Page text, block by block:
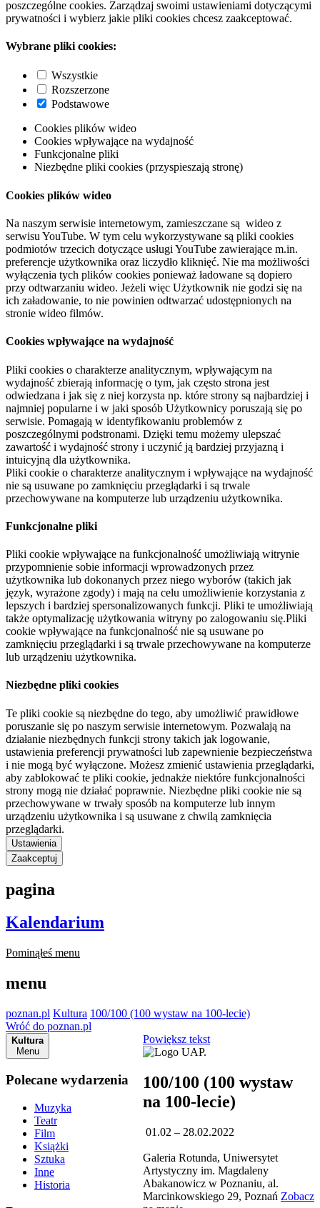
poszczególne cookies. Zarządzaj swoimi ustawieniami dotyczącymi
prywatności i wybierz jakie pliki cookies chcesz zaakceptować.
Wybrane pliki cookies:
Wszystkie
Rozszerzone
Podstawowe
Cookies plików wideo
Cookies wpływające na wydajność
Funkcjonalne pliki
Niezbędne pliki cookies (przyspieszają stronę)
Cookies plików wideo
Na naszym serwisie internetowym, zamieszczane są wideo z
serwisu YouTube. W tym celu wykorzystywane są pliki cookies
podmiotów trzecich dotyczące usługi YouTube zawierające m.in.
preferencje użytkownika oraz liczydło kliknięć. Nie ma możliwości
wyłączenia tych plików cookies ponieważ ładowane są dopiero
przy odtwarzaniu wideo. Jeżeli więc Użytkownik nie godzi się na
ich załadowanie, to nie powinien odtwarzać udostępnionych na
stronie wideo filmów.
Cookies wpływające na wydajność
Pliki cookies o charakterze analitycznym, wpływającym na
wydajność zbierają informację o tym, jak często strona jest
odwiedzana i jak się z niej korzysta np. które strony są najbardziej i
najmniej popularne i w jaki sposób Użytkownicy poruszają się po
serwisie. Pomagają w identyfikowaniu problemów z
poszczególnymi podstronami. Dzięki temu możemy ulepszać
zawartość i wydajność strony i uczynić ją bardziej przyjazną i
intuicyjną dla użytkownika.
Pliki cookie o charakterze analitycznym i wpływające na wydajność
nie są usuwane po zamknięciu przeglądarki i są trwale
przechowywane na komputerze lub urządzeniu użytkownika.
Funkcjonalne pliki
Pliki cookie wpływające na funkcjonalność umożliwiają witrynie
przypomnienie sobie informacji wprowadzonych przez
użytkownika lub dokonanych przez niego wyborów (takich jak
język, wyrażone zgody) i mają na celu umożliwienie korzystania z
lepszych i bardziej spersonalizowanych funkcji. Pliki te umożliwiają
także optymalizację użytkowania witryny po zalogowaniu się.Pliki
cookie wpływające na funkcjonalność nie są usuwane po
zamknięciu przeglądarki i są trwale przechowywane na komputerze
lub urządzeniu użytkownika.
Niezbędne pliki cookies
Te pliki cookie są niezbędne do tego, aby umożliwić prawidłowe
poruszanie się po naszym serwisie internetowym. Pozwalają na
działanie niezbędnych funkcji strony takich jak logowanie,
ustawienia preferencji prywatności lub zapewnienie bezpieczeństwa
i nie mogą być wyłączone. Możesz zmienić ustawienia przeglądarki,
aby zablokować te pliki cookie, jednakże niektóre funkcjonalności
strony mogą nie działać poprawnie. Niezbędne pliki cookie nie są
przechowywane w trwały sposób na komputerze lub innym
urządzeniu użytkownika i są usuwane z chwilą zamknięcia
przeglądarki.
Ustawienia
Zaakceptuj
pagina
Kalendarium
Pominąłeś menu
menu
poznan.pl Kultura 100/100 (100 wystaw na 100-lecie)
Wróć do poznan.pl
Kultura
Menu
Polecane wydarzenia
Muzyka
Teatr
Film
Książki
Sztuka
Inne
Historia
Powiększ tekst
100/100 (100 wystaw
na 100-lecie)
01.02 – 28.02.2022
Galeria Rotunda, Uniwersytet
Artystyczny im. Magdaleny
Abakanowicz w Poznaniu, al.
Marcinkowskiego 29, Poznań Zobacz